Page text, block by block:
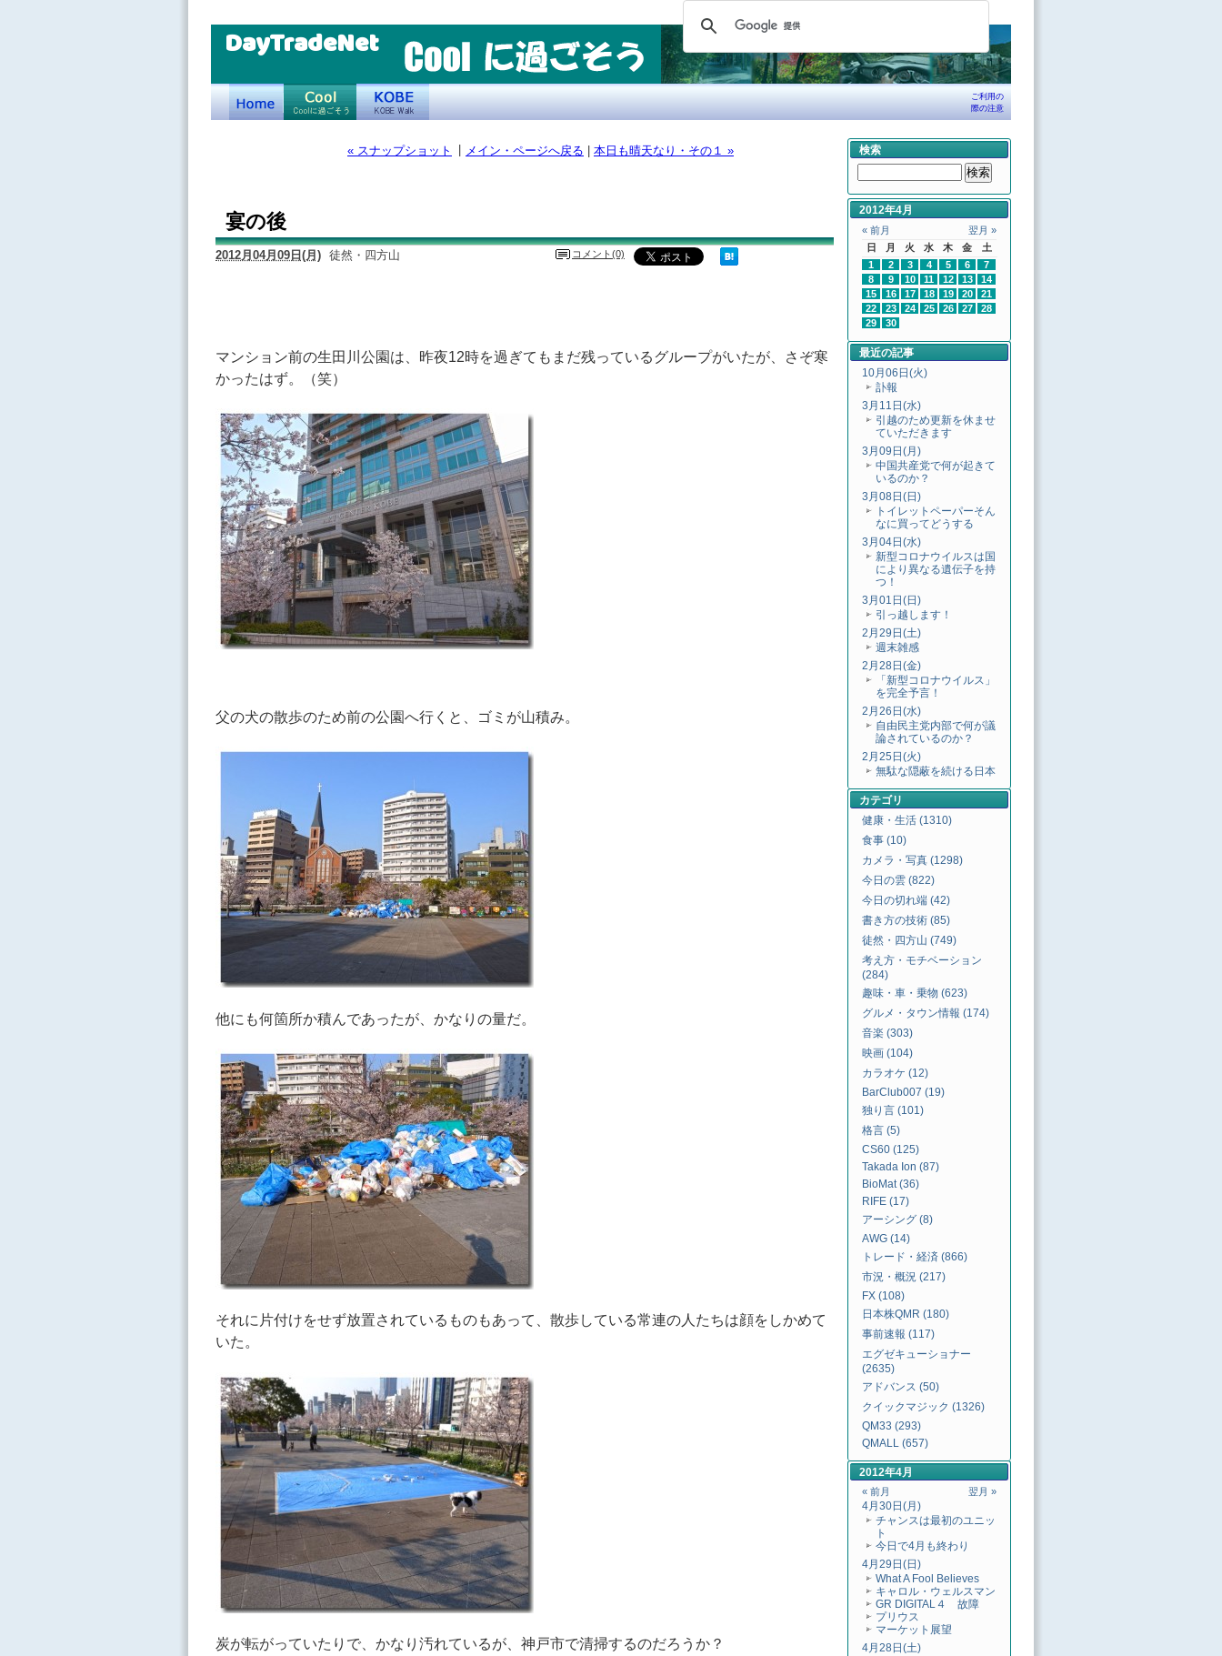
DayTradeNet
ご利用の
際の注意
« スナップショット メイン・ページへ戻る 本日も晴天なり・その１ »
宴の後
2012月04月09日(月) 徒然・四方山 コメント(0)
マンション前の生田川公園は、昨夜12時を過ぎてもまだ残っているグループがいたが、さぞ寒
かったはず。（笑）
父の犬の散歩のため前の公園へ行くと、ゴミが山積み。
他にも何箇所か積んであったが、かなりの量だ。
それに片付けをせず放置されているものもあって、散歩している常連の人たちは顔をしかめて
いた。
炭が転がっていたりで、かなり汚れているが、神戸市で清掃するのだろうか？
検索
2012年4月
« 前月
翌月 »
日
月 火 水 木 金
土
1
2 3 4 5 6
7
8
9 10 11 12 13
14
15
16 17 18 19 20
21
22
23 24 25 26 27
28
29
30
最近の記事
10月06日(火)
訃報
3月11日(水)
引越のため更新を休ませ
ていただきます
3月09日(月)
中国共産党で何が起きて
いるのか？
3月08日(日)
トイレットペーパーそん
なに買ってどうする
3月04日(水)
新型コロナウイルスは国
により異なる遺伝子を持
つ！
3月01日(日)
引っ越します！
2月29日(土)
週末雑感
2月28日(金)
「新型コロナウイルス」
を完全予言！
2月26日(水)
自由民主党内部で何が議
論されているのか？
2月25日(火)
無駄な隠蔽を続ける日本
カテゴリ
健康・生活 (1310)
食事 (10)
カメラ・写真 (1298)
今日の雲 (822)
今日の切れ端 (42)
書き方の技術 (85)
徒然・四方山 (749)
考え方・モチベーション
(284)
趣味・車・乗物 (623)
グルメ・タウン情報 (174)
音楽 (303)
映画 (104)
カラオケ (12)
BarClub007 (19)
独り言 (101)
格言 (5)
CS60 (125)
Takada Ion (87)
BioMat (36)
RIFE (17)
アーシング (8)
AWG (14)
トレード・経済 (866)
市況・概況 (217)
FX (108)
日本株QMR (180)
事前速報 (117)
エグゼキューショナー
(2635)
アドバンス (50)
クイックマジック (1326)
QM33 (293)
QMALL (657)
2012年4月
« 前月 翌月 »
4月30日(月)
チャンスは最初のユニッ
ト
今日で4月も終わり
4月29日(日)
What A Fool Believes
キャロル・ウェルスマン
GR DIGITAL４ 故障
プリウス
マーケット展望
4月28日(土)